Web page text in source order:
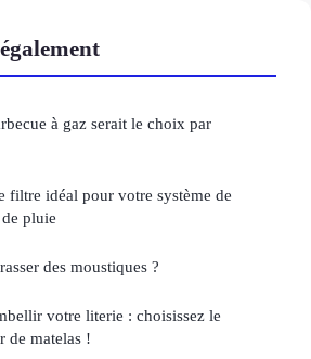
à gaz serait le choix par
filtre idéal pour votre système de
pluie
des moustiques ?
votre literie : choisissez le
de matelas !